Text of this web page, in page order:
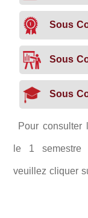
Sous
Sous
Sous
Pour
le 1 semestre
veuillez cliquer